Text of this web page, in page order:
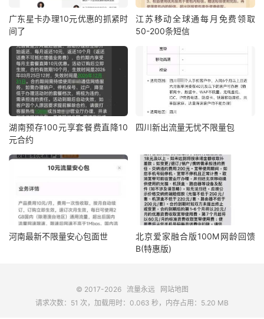
广东星卡办理10元优惠的抓紧时
间了
江苏移动全球通每月免费领取
50-200条短信
湖南预存100元享套餐费直降10
元合约
四川新出流量无忧不限量包
河南最新不限量安心包面世
北京爱家融合版100M网龄回馈
B(特惠版)
© 2017-2026 流量永远
网站地图
请求次数：51 次，加载用时：0.063 秒，内存占用：5.20 MB